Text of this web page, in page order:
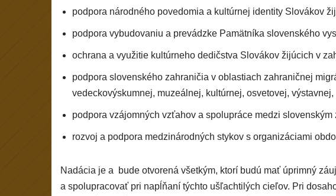
podpora národného povedomia a kultúrnej identity Slovákov
podpora vybudovaniu a prevádzke Pamätníka slovenského
ochrana a využitie kultúrneho dedičstva Slovákov žijúcich v
podpora slovenského zahraničia v oblastiach zahraničnej
vedeckovýskumnej, muzeálnej, kultúrnej, osvetovej,
podpora vzájomných vzťahov a spolupráce medzi
rozvoj a podpora medzinárodných stykov s organizáciami
Nadácia je a bude otvorená všetkým, ktorí budú mať úprimný
a spolupracovať pri napĺňaní týchto ušľachtilých cieľov. Pri